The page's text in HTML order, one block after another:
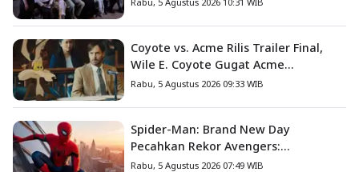
Coyote vs. Acme Rilis Trailer Final,
Wile E. Coyote Gugat Acme
Corporation ke Pengadilan
Rabu, 5 Agustus 2026 09:33 WIB
Spider-Man: Brand New Day
Pecahkan Rekor Avengers:
Endgame, Cetak Debut Box Office
Rabu, 5 Agustus 2026 07:49 WIB